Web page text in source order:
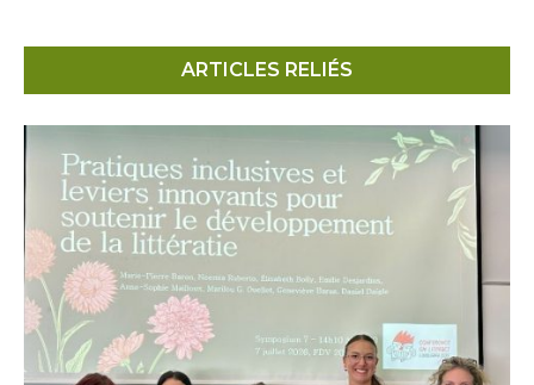
ARTICLES RELIÉS